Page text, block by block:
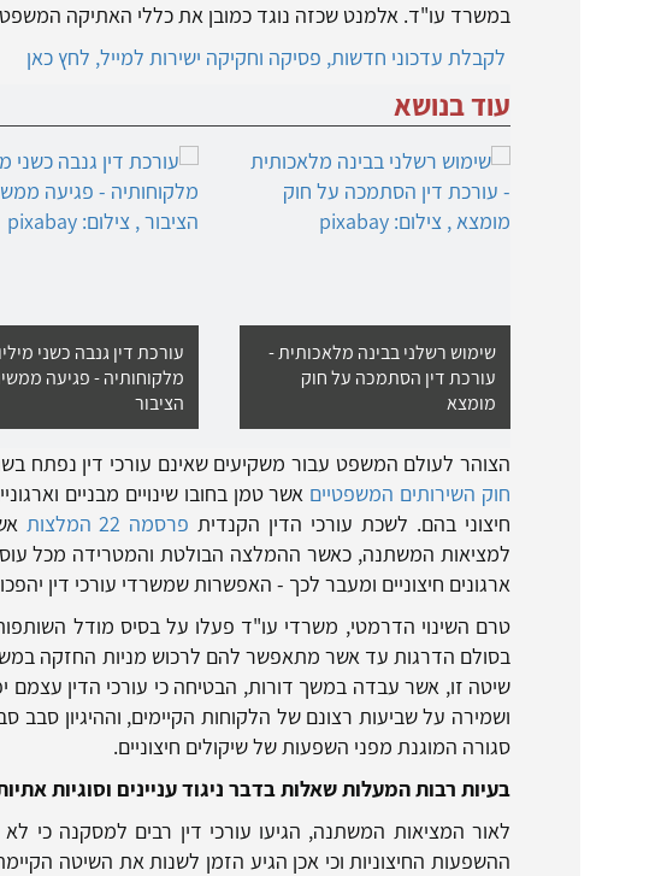
במשרד עו"ד. אלמנט שכזה נוגד כמובן את כללי האתיקה
לקבלת עדכוני חדשות, פסיקה וחקיקה ישירות למייל, לחץ כאן
עוד בנושא
שימוש רשלני בבינה מלאכותית -
עורכת דין הסתמכה על חוק
מומצא
עורכת דין גנבה כשני
מלקוחותיה - פגיעה
הציבור
הצוהר לעולם המשפט עבור משקיעים שאינם עורכי דין נפתח בשנת 2007, כאשר בית הנבחרים הבריטי
חוק השירותים המשפטיים אשר טמן בחובו שינויים מבניים
חיצוני בהם. לשכת עורכי הדין הקנדית פרסמה 22 המלצות
למציאות המשתנה, כאשר ההמלצה הבולטת והמטרידה מכל
ארגונים חיצוניים ומעבר לכך - האפשרות שמשרדי עורכי דין
טרם השינוי הדרמטי, משרדי עו"ד פעלו על בסיס מודל
בסולם הדרגות עד אשר מתאפשר להם לרכוש מניות החזקה
שיטה זו, אשר עבדה במשך דורות, הבטיחה כי עורכי הדין
ושמירה על שביעות רצונם של הלקוחות הקיימים, וההיגיון
סגורה המוגנת מפני השפעות של שיקולים חיצוניים.
בעיות רבות המעלות שאלות בדבר ניגוד עניינים וסוגיות
לאור המציאות המשתנה, הגיעו עורכי דין רבים למסקנה כי לא
ההשפעות החיצוניות וכי אכן הגיע הזמן לשנות את השיטה